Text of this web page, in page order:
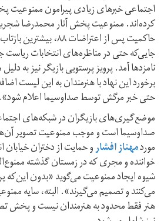
اجتماعی خبرهای زیادی پیرامون ممنوعیت
کرده‌اند. ممنوعیت پخش آثار محمدرضا
حاکمیت پس از اعتراضات
نامزدها آمد. پرویز پرستویی بازیگر نیز به
برخورد این نهاد با هنرمندان به این لیست
حتی خبر مرگش توسط صداوسیما اعلام شود».
موضع‌گیری‌های بازیگران در شبکه‌های
صداوسیما است و موجب ممنوعیت تصویر
موردمهناز افشارو حمایت از دختران خیابان
خواننده و مجری که در زمستان گذشته
شیوه ایجاد ممنوعیت می‌گوید «بدون این‌که
می‌کنند و تصمیم می‌گیرند». البته، سایه
هنر فقط محدود به هنرمندان نیست و پخش